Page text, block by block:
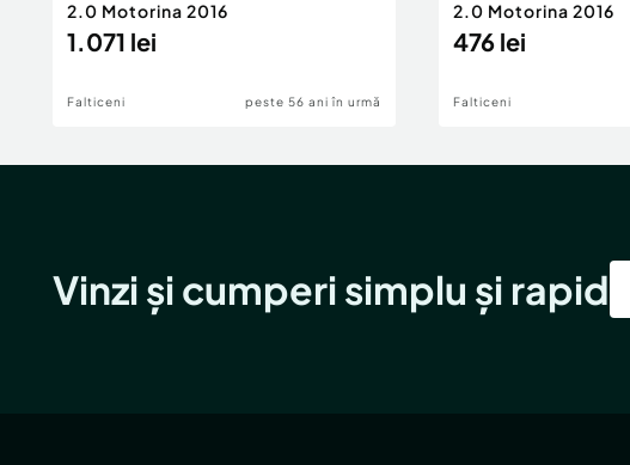
2.0 Motorina 2016
1.071 lei
Falticeni peste 56 ani în urmă
2.0 Motorina 2016
476 lei
Falticeni
Vinzi și cumperi simplu și rapid